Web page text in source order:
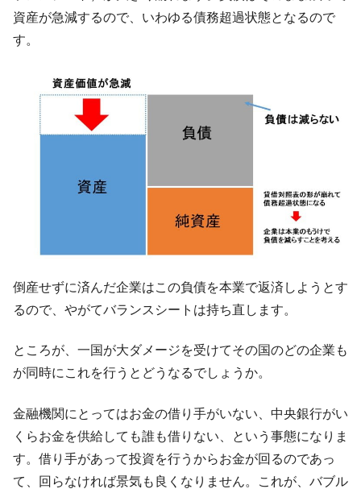
Fact1 奇跡の毛色「白毛馬」とは？
Fact1
Fact1 平成仮面ライダーの意外すぎるモチーフとは？
Fact1
発表から2日で大崩壊、鳴かず飛ばずに終わりそう
なスーパーリーグとは？
だった選手とは？
甲子園通算本塁打、最多の清原に次いで多く打っ
資産が急減するので、いわゆる債務超過状態となるので
す。
倒産せずに済んだ企業はこの負債を本業で返済しようとす
るので、やがてバランスシートは持ち直します。
ところが、一国が大ダメージを受けてその国のどの企業も
が同時にこれを行うとどうなるでしょうか。
金融機関にとってはお金の借り手がいない、中央銀行がい
くらお金を供給しても誰も借りない、という事態になりま
す。借り手があって投資を行うからお金が回るのであっ
て、回らなければ景気も良くなりません。これが、バブル